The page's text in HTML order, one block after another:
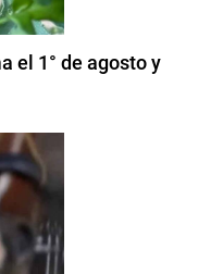
el 1° de agosto y